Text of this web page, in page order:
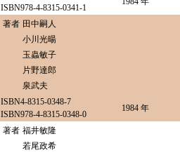
ISBN978-4-8315-0341-1
著者 田中嗣人
小川光暘
玉蟲敏子
片野達郎
泉武夫
ISBN4-8315-0348-7
ISBN978-4-8315-0348-0
1984 年
著者 福井敏隆
若尾政希